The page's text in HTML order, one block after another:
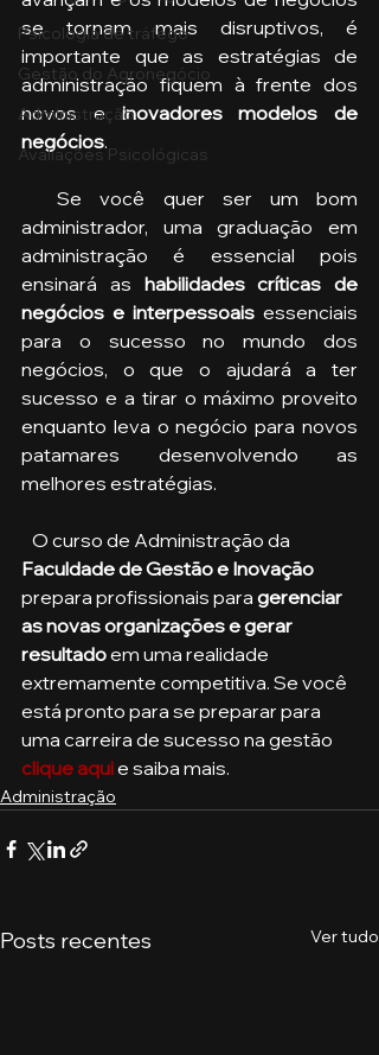
Psicologia de tráfego
Gestão do Agronegócio
Administração
Avaliações Psicológicas
se tornam mais disruptivos, é
importante que as estratégias de
administração fiquem à frente dos
novos e inovadores modelos de
negócios.
  Se você quer ser um bom
administrador, uma graduação em
administração é essencial pois
ensinará as habilidades críticas de
negócios e interpessoais essenciais
para o sucesso no mundo dos
negócios, o que o ajudará a ter
sucesso e a tirar o máximo proveito
enquanto leva o negócio para novos
patamares desenvolvendo as
melhores estratégias.
   O curso de Administração da
Faculdade de Gestão e Inovação
prepara profissionais para gerenciar
as novas organizações e gerar
resultado em uma realidade
extremamente competitiva. Se você
está pronto para se preparar para
uma carreira de sucesso na gestão
clique aqui e saiba mais.
Administração
Posts recentes Ver tudo